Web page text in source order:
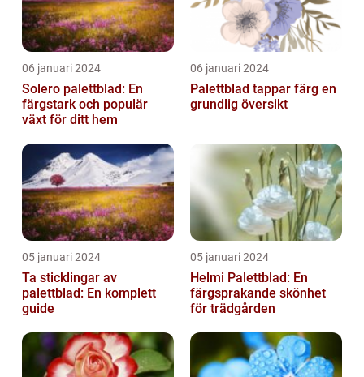
06 januari 2024
Solero palettblad: En
färgstark och populär
växt för ditt hem
06 januari 2024
Palettblad tappar färg en
grundlig översikt
05 januari 2024
Ta sticklingar av
palettblad: En komplett
guide
05 januari 2024
Helmi Palettblad: En
färgsprakande skönhet
för trädgården